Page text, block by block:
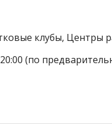
клубы, Центры
(по